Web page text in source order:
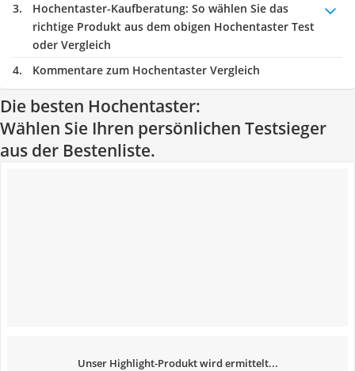
Hochentaster-Kaufberatung: So wählen Sie das
richtige Produkt aus dem obigen Hochentaster Test
oder Vergleich
Kommentare zum Hochentaster Vergleich
Die besten Hochentaster:
Wählen Sie Ihren persönlichen Testsieger
aus der Bestenliste.
Unser Highlight-Produkt wird ermittelt...